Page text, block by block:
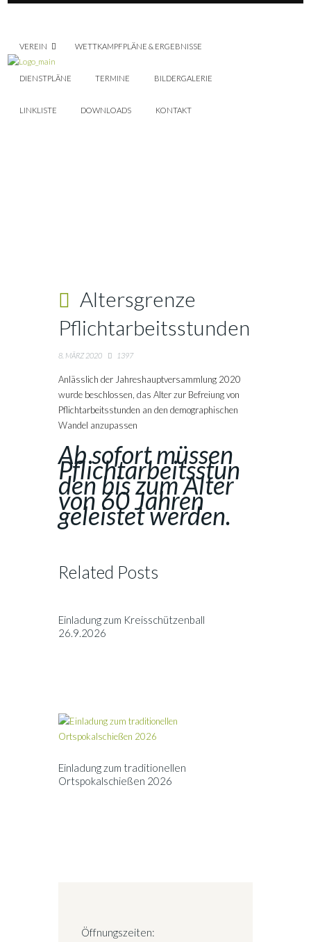
VEREIN WETTKAMPFPLÄNE & ERGEBNISSE
DIENSTPLÄNE TERMINE BILDERGALERIE
LINKLISTE DOWNLOADS KONTAKT
Altersgrenze
Pflichtarbeitsstunden
8. MÄRZ 2020 1397
Anlässlich der Jahreshauptversammlung 2020
wurde beschlossen, das Alter zur Befreiung von
Pflichtarbeitsstunden an den demographischen
Wandel anzupassen
Ab sofort müssen
Pflichtarbeitsstun
den bis zum Alter
von 60 Jahren
geleistet werden.
Related Posts
Einladung zum Kreisschützenball
26.9.2026
Einladung zum traditionellen
Ortspokalschießen 2026
Öffnungszeiten: